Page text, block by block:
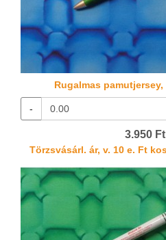
Rugalmas
-
3.950
Törzsvásárl. ár, v. 10 e. Ft